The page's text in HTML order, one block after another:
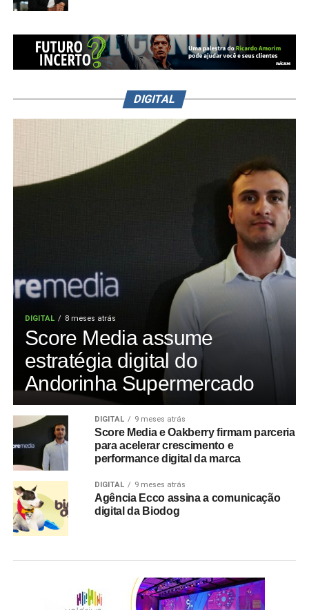
DIGITAL
DIGITAL 8 meses atrás
Score Media assume
estratégia digital do
Andorinha Supermercado
DIGITAL 9 meses atrás
Score Media e Oakberry firmam parceria
para acelerar crescimento e
performance digital da marca
DIGITAL 9 meses atrás
Agência Ecco assina a comunicação
digital da Biodog